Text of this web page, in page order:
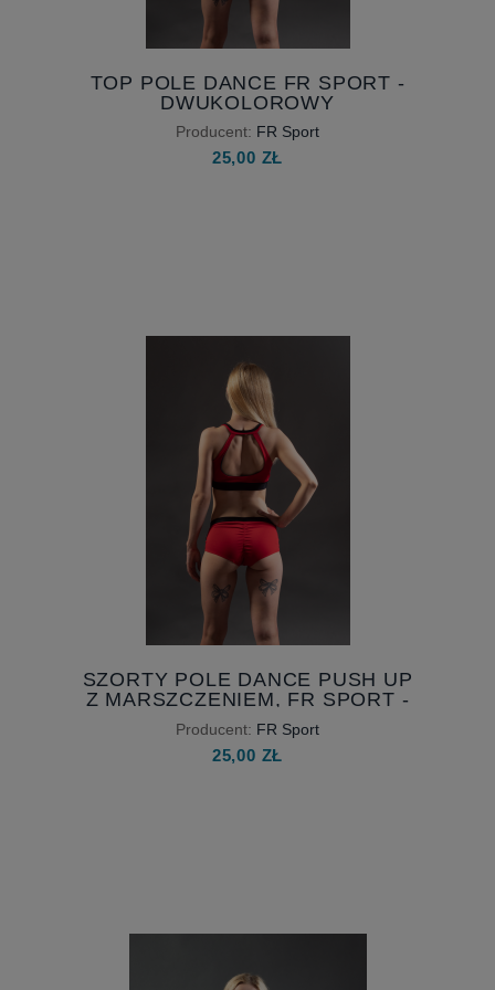
TOP POLE DANCE FR SPORT -
DWUKOLOROWY
Producent: FR Sport
25,00 ZŁ
SZORTY POLE DANCE PUSH UP
Z MARSZCZENIEM, FR SPORT -
KOLOR Z CZARNYM PASKIEM
Producent: FR Sport
25,00 ZŁ